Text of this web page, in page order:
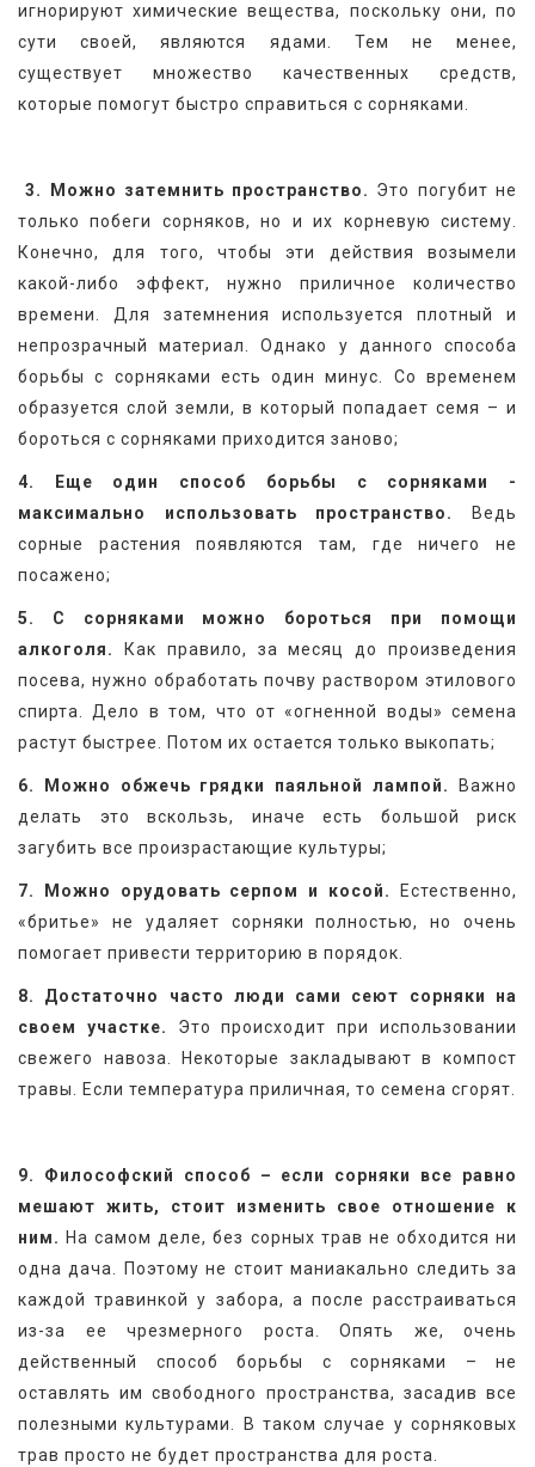
игнорируют химические вещества, поскольку они, по
сути своей, являются ядами. Тем не менее,
существует множество качественных средств,
которые помогут быстро справиться с сорняками.
3. Можно затемнить пространство. Это погубит не
только побеги сорняков, но и их корневую систему.
Конечно, для того, чтобы эти действия возымели
какой-либо эффект, нужно приличное количество
времени. Для затемнения используется плотный и
непрозрачный материал. Однако у данного способа
борьбы с сорняками есть один минус. Со временем
образуется слой земли, в который попадает семя – и
бороться с сорняками приходится заново;
4. Еще один способ борьбы с сорняками -
максимально использовать пространство.
Ведь
сорные растения появляются там, где ничего не
посажено;
5. С сорняками можно бороться при помощи
алкоголя.
Как правило, за месяц до произведения
посева, нужно обработать почву раствором этилового
спирта. Дело в том, что от «огненной воды» семена
растут быстрее. Потом их остается только выкопать;
6. Можно обжечь грядки паяльной лампой.
Важно
делать это вскользь, иначе есть большой риск
загубить все произрастающие культуры;
7. Можно орудовать серпом и косой.
Естественно,
«бритье» не удаляет сорняки полностью, но очень
помогает привести территорию в порядок.
8. Достаточно часто люди сами сеют сорняки на
своем участке.
Это происходит при использовании
свежего навоза. Некоторые закладывают в компост
травы. Если температура приличная, то семена сгорят.
9. Философский способ – если сорняки все равно
мешают жить, стоит изменить свое отношение к
ним. На самом деле, без сорных трав не обходится ни
одна дача. Поэтому не стоит маниакально следить за
каждой травинкой у забора, а после расстраиваться
из-за ее чрезмерного роста. Опять же, очень
действенный способ борьбы с сорняками – не
оставлять им свободного пространства, засадив все
полезными культурами. В таком случае у сорняковых
трав просто не будет пространства для роста.